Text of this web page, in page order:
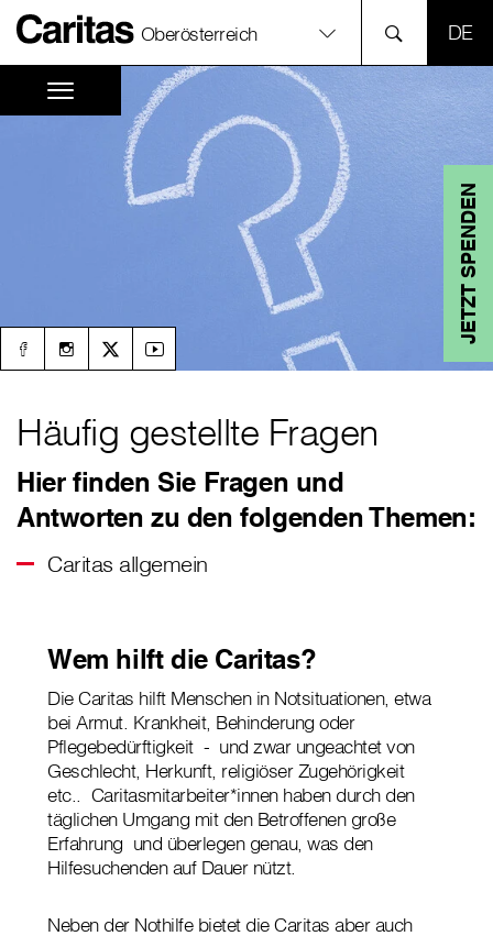
Oberösterreich
JETZT SPENDEN
Häufig gestellte Fragen
Hier finden Sie Fragen und
Antworten zu den folgenden Themen:
Caritas allgemein
Wem hilft die Caritas?
Die Caritas hilft Menschen in Notsituationen, etwa
bei Armut. Krankheit, Behinderung oder
Pflegebedürftigkeit - und zwar ungeachtet von
Geschlecht, Herkunft, religiöser Zugehörigkeit
etc.. Caritasmitarbeiter*innen haben durch den
täglichen Umgang mit den Betroffenen große
Erfahrung und überlegen genau, was den
Hilfesuchenden auf Dauer nützt.
Neben der Nothilfe bietet die Caritas aber auch